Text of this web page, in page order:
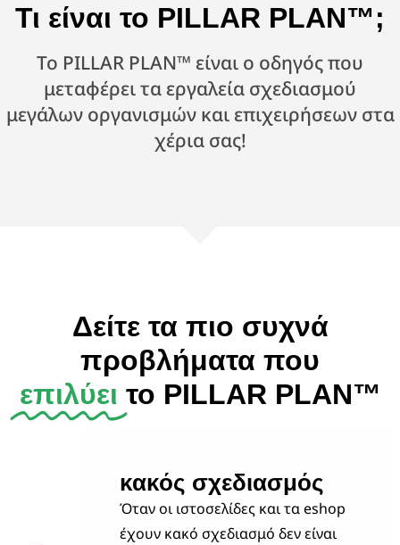
Τι είναι το PILLAR PLAN™;
Το PILLAR PLAN™ είναι o οδηγός που
μεταφέρει τα εργαλεία σχεδιασμού
μεγάλων οργανισμών και επιχειρήσεων στα
χέρια σας!
Δείτε τα πιο συχνά
προβλήματα που
επιλύει το PILLAR PLAN™
κακός σχεδιασμός
Όταν οι ιστοσελίδες και τα eshop
έχουν κακό σχεδιασμό δεν είναι